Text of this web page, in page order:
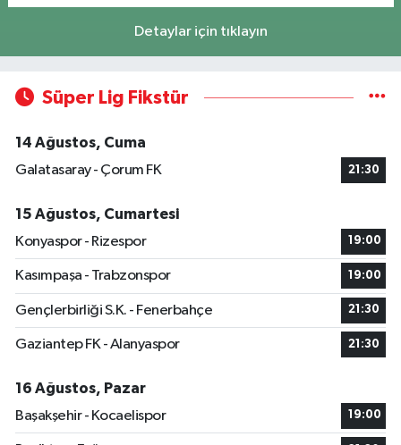
Detaylar için tıklayın
Süper Lig Fikstür
14 Ağustos, Cuma
Galatasaray - Çorum FK
21:30
15 Ağustos, Cumartesi
Konyaspor - Rizespor
19:00
Kasımpaşa - Trabzonspor 19:00
Gençlerbirliği S.K. - Fenerbahçe 21:30
Gaziantep FK - Alanyaspor 21:30
16 Ağustos, Pazar
Başakşehir - Kocaelispor
19:00